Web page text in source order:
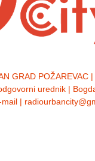
GRAD POŽAREVAC
urednik |
|